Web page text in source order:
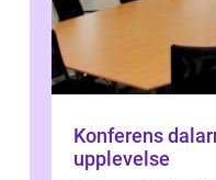
Konferens dalarna när mötet
upplevelse